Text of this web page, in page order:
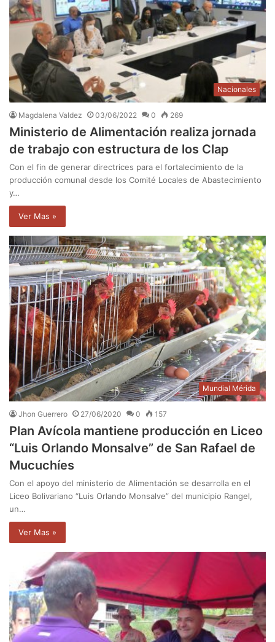
Nacionales
Magdalena Valdez 03/06/2022 0 269
Ministerio de Alimentación realiza jornada
de trabajo con estructura de los Clap
Con el fin de generar directrices para el fortalecimiento de la
producción comunal desde los Comité Locales de Abastecimiento
y…
Ver Mas »
Mundial Mérida
Jhon Guerrero 27/06/2020 0 157
Plan Avícola mantiene producción en Liceo
“Luis Orlando Monsalve” de San Rafael de
Mucuchíes
Con el apoyo del ministerio de Alimentación se desarrolla en el
Liceo Bolivariano “Luis Orlando Monsalve” del municipio Rangel,
un…
Ver Mas »